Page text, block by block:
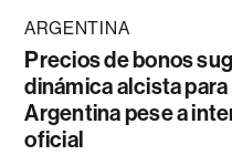
ARGENTINA
Precios de bonos
dinámica alcista
Argentina pese a
oficial